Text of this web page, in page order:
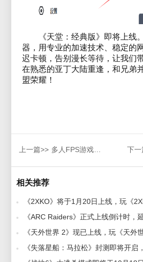
《天堂：经典版》即将上线
器，用专业的加速技术、稳定的
迟卡顿，告别漫长等待，让我们
在熟悉的亚丁大陆重逢，和兄弟
盟荣耀！
上一篇>> 多人FPS游戏《分裂门：竞技场战争》怎么汉化（分裂门：竞技场战争Splitgate汉化教程）|赛博加速器 下一
相关推荐